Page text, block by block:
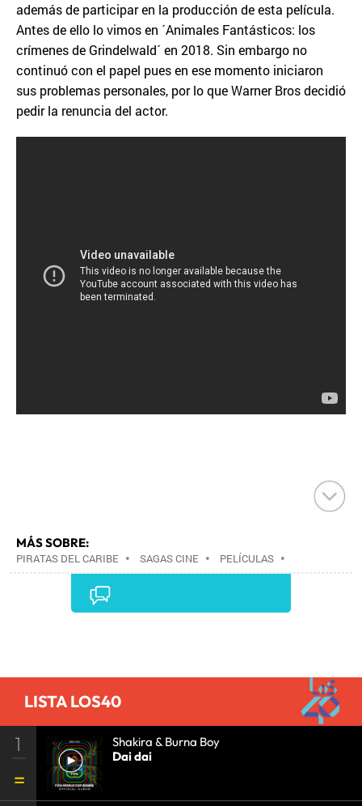
además de participar en la producción de esta película.
Antes de ello lo vimos en ´Animales Fantásticos: los
crímenes de Grindelwald´ en 2018. Sin embargo no
continuó con el papel pues en ese momento iniciaron
sus problemas personales, por lo que Warner Bros decidió
pedir la renuncia del actor.
MÁS SOBRE:
PIRATAS DEL CARIBE • SAGAS CINE • PELÍCULAS •
LISTA LOS40
1
Shakira & Burna Boy
Dai dai